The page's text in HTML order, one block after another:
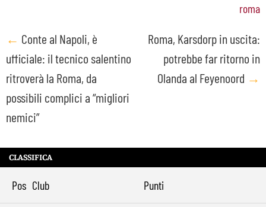
roma
Post
navigation
← Conte al Napoli, è
ufficiale: il tecnico salentino
ritroverà la Roma, da
possibili complici a “migliori
nemici”
Roma, Karsdorp in uscita:
potrebbe far ritorno in
Olanda al Feyenoord →
CLASSIFICA
Pos Club Punti